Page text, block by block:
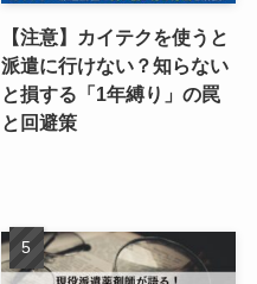
【注意】カイテクを使うと
派遣に行けない？知らない
と損する「1年縛り」の罠
と回避策